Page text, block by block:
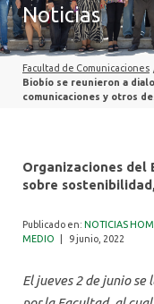
POSTGRADOS Y
INVESTIGACIÓN
ALUMNI
Noticias
Facultad de Comunicaciones
Biobío se reunieron a
comunicaciones y otros
Organizaciones del
sobre
Publicado en: NOTICIAS
MEDIO
9 junio, 2022
El jueves 2 de junio